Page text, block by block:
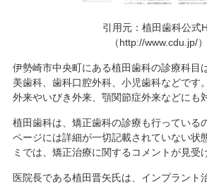
引用元：植田歯科公式
（http://www.cdu.jp/）
伊勢崎市中央町にある植田歯科の診療科目
美歯科、歯科口腔外科、小児歯科などです
外来やいびき外来、顎関節症外来などにも
植田歯科は、矯正歯科の診療も行っている
ページには詳細が一切記載されていない状
ミでは、矯正治療に関するコメントが見受
医院長である植田晋矢氏は、インプラント